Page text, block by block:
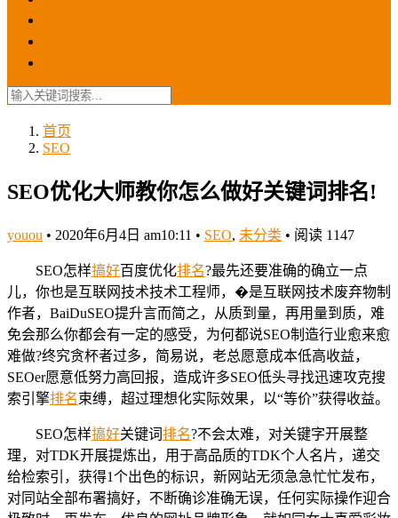
首页
SEO
SEO优化大师教你怎么做好关键词排名!
youou • 2020年6月4日 am10:11 • SEO, 未分类 • 阅读 1147
SEO怎样搞好百度优化排名?最先还要准确的确立一点
儿，你也是互联网技术技术工程师，�是互联网技术废弃物制
作者，BaiDuSEO提升言而简之，从质到量，再用量到质，难
免会那么你都会有一定的感受，为何都说SEO制造行业愈来愈
难做?终究贪杯者过多，简易说，老总愿意成本低高收益，
SEOer愿意低努力高回报，造成许多SEO低头寻找迅速攻克搜
索引擎排名束缚，超过理想化实际效果，以“等价”获得收益。
SEO怎样搞好关键词排名?不会太难，对关键字开展整
理，对TDK开展提炼出，用于高品质的TDK个人名片，递交
给检索引，获得1个出色的标识，新网站无须急急忙忙发布，
对同站全部布署搞好，不断确诊准确无误，任何实际操作迎合